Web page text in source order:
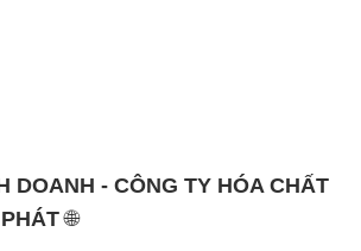
DOANH - CÔNG TY HÓA CHẤT
🌐